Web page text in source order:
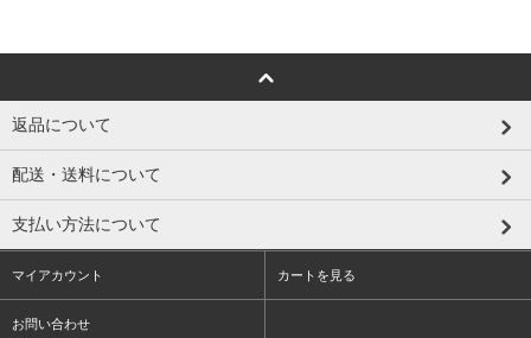
返品について
配送・送料について
支払い方法について
マイアカウント カートを見る
お問い合わせ